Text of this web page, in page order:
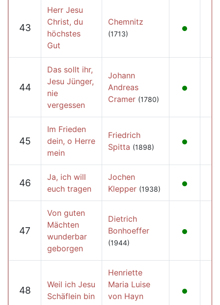
43
Herr Jesu
Christ, du
höchstes
Gut
Chemnitz
(1713)
44
Das sollt ihr,
Jesu Jünger,
nie
vergessen
Johann
Andreas
Cramer (1780)
45
Im Frieden
dein, o Herre
mein
Friedrich
Spitta (1898)
46
Ja, ich will
euch tragen
Jochen
Klepper (1938)
47
Von guten
Mächten
wunderbar
geborgen
Dietrich
Bonhoeffer
(1944)
48
Weil ich Jesu
Schäflein bin
Henriette
Maria Luise
von Hayn